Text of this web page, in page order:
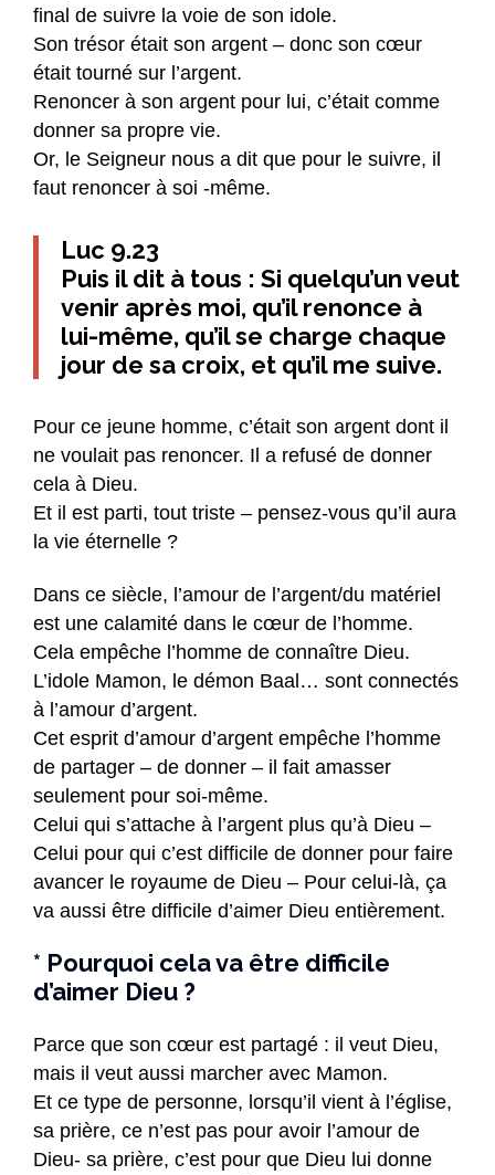
final de suivre la voie de son idole.
Son trésor était son argent – donc son cœur
était tourné sur l’argent.
Renoncer à son argent pour lui, c’était comme
donner sa propre vie.
Or, le Seigneur nous a dit que pour le suivre, il
faut renoncer à soi -même.
Luc 9.23
Puis il dit à tous : Si quelqu’un veut
venir après moi, qu’il renonce à
lui-même, qu’il se charge chaque
jour de sa croix, et qu’il me suive.
Pour ce jeune homme, c’était son argent dont il
ne voulait pas renoncer. Il a refusé de donner
cela à Dieu.
Et il est parti, tout triste – pensez-vous qu’il aura
la vie éternelle ?
Dans ce siècle, l’amour de l’argent/du matériel
est une calamité dans le cœur de l’homme.
Cela empêche l’homme de connaître Dieu.
L’idole Mamon, le démon Baal… sont connectés
à l’amour d’argent.
Cet esprit d’amour d’argent empêche l’homme
de partager – de donner – il fait amasser
seulement pour soi-même.
Celui qui s’attache à l’argent plus qu’à Dieu –
Celui pour qui c’est difficile de donner pour faire
avancer le royaume de Dieu – Pour celui-là, ça
va aussi être difficile d’aimer Dieu entièrement.
* Pourquoi cela va être difficile
d’aimer Dieu ?
Parce que son cœur est partagé : il veut Dieu,
mais il veut aussi marcher avec Mamon.
Et ce type de personne, lorsqu’il vient à l’église,
sa prière, ce n’est pas pour avoir l’amour de
Dieu- sa prière, c’est pour que Dieu lui donne